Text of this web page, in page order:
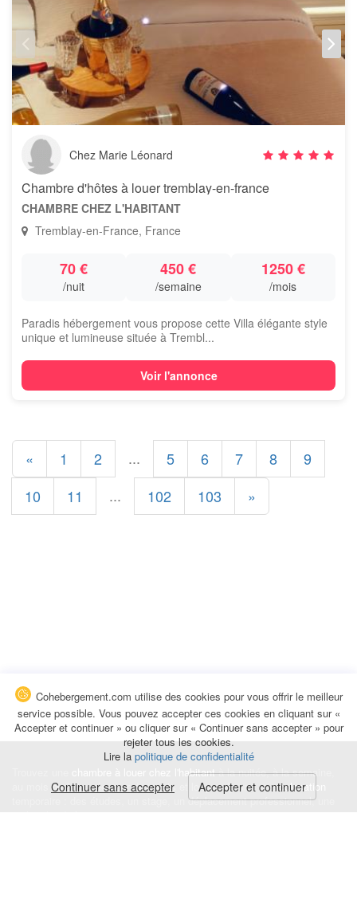
Chez Marie Léonard
Chambre d'hôtes à louer tremblay-en-france
CHAMBRE CHEZ L'HABITANT
Tremblay-en-France, France
70 €
/nuit
450 €
/semaine
1250 €
/mois
Paradis hébergement vous propose cette Villa élégante style
unique et lumineuse située à Trembl...
Voir l'annonce
« 1 2 ... 5 6 7 8
9
10
11 ... 102 103 »
chambre à louer chez l'habitantà la nuitée, à la semaine,
au mois ou à l'année pour de courts et longs séjours, unecolocation
temporaire : des études, un stage, un déplacement professionnel, une
Cohebergement.com utilise des cookies pour vous offrir le meilleur
service possible. Vous pouvez accepter ces cookies en cliquant sur «
Accepter et continuer » ou cliquer sur « Continuer sans accepter » pour
rejeter tous les cookies.
Lire la politique de confidentialité
Continuer sans accepter Accepter et continuer